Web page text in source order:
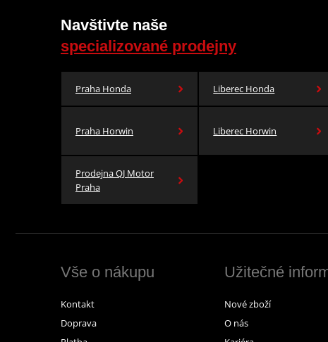
Navštivte naše
specializované prodejny
Praha Honda Liberec Honda
Praha Horwin Liberec Horwin
Prodejna QJ Motor
Praha
Vše o nákupu
Kontakt
Doprava
Užitečné
Nové zboží
O nás